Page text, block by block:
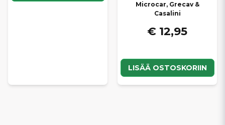
Microcar, Grecav &
Casalini
€ 12,95
LISÄÄ OSTOSKORIIN